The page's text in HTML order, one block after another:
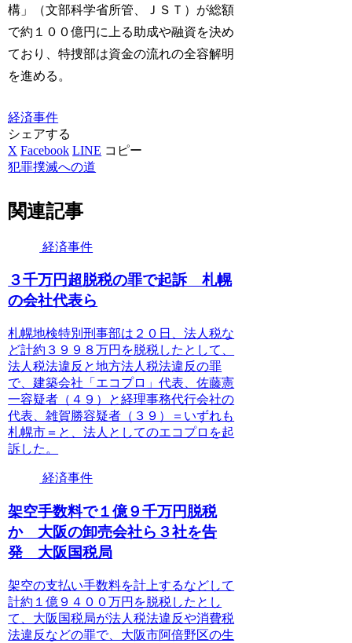
構」（文部科学省所管、ＪＳＴ）が総額
で約１００億円に上る助成や融資を決め
ており、特捜部は資金の流れの全容解明
を進める。
経済事件
シェアする
X Facebook LINE コピー
犯罪撲滅への道
関連記事
経済事件
３千万円超脱税の罪で起訴 札幌
の会社代表ら
札幌地検特別刑事部は２０日、法人税な
ど計約３９９８万円を脱税したとして、
法人税法違反と地方法人税法違反の罪
で、建築会社「エコプロ」代表、佐藤憲
一容疑者（４９）と経理事務代行会社の
代表、雑賀勝容疑者（３９）＝いずれも
札幌市＝と、法人としてのエコプロを起
訴した。
経済事件
架空手数料で１億９千万円脱税
か 大阪の卸売会社ら３社を告
発 大阪国税局
架空の支払い手数料を計上するなどして
計約１億９４００万円を脱税したとし
て、大阪国税局が法人税法違反や消費税
法違反などの罪で、大阪市阿倍野区の生